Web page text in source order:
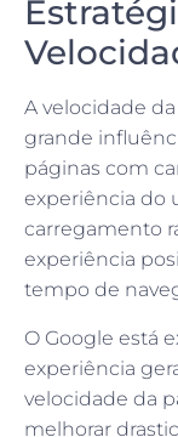
A velocidade
grande
páginas com
experiência do
carregamento
experiência
tempo de
O Google está
experiência
velocidade da
melhorar